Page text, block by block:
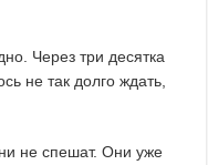
Через три десятка
не так долго ждать,
не спешат. Они уже